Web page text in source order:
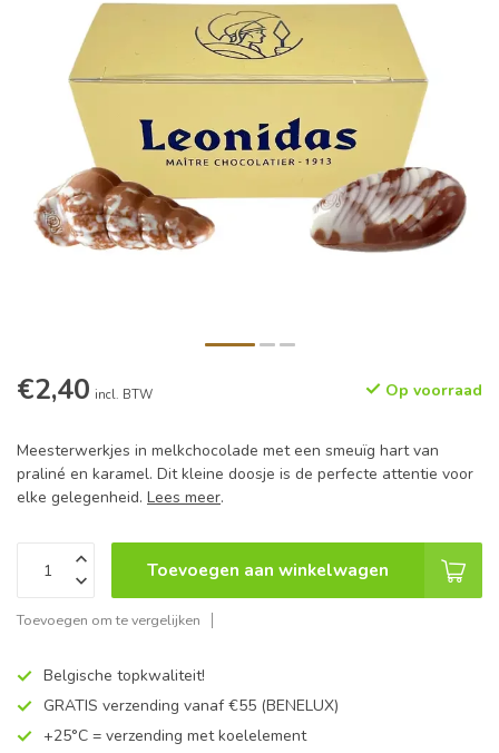
€2,40 incl. BTW Op voorraad
Meesterwerkjes in melkchocolade met een smeuïg hart van
praliné en karamel. Dit kleine doosje is de perfecte attentie voor
elke gelegenheid. Lees meer.
Toevoegen aan winkelwagen
Toevoegen om te vergelijken
Belgische topkwaliteit!
GRATIS verzending vanaf €55 (BENELUX)
+25°C = verzending met koelelement